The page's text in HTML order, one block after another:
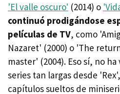
'El valle oscuro' (2014) o
continuó prodigándose
películas de TV, como
Nazaret' (2000) o 'The
master' (2004). Eso sí, no
series tan largas desde
capítulos sueltos de